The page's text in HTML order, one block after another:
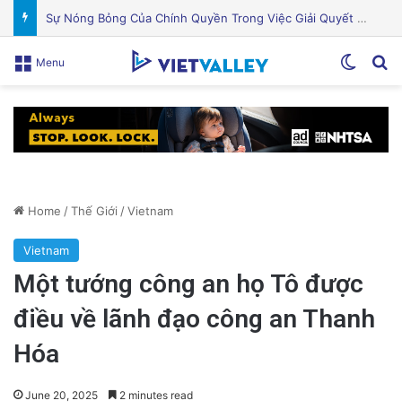
Khám Phá Máy Đào Hầm Nổ Đá Đầu Tiên Trên Thế Giới: Bước Đột Phá Trong Công Nghệ Xây Dựng
Menu
Home /Thế Giới /Vietnam
Vietnam
Một tướng công an họ Tô được
điều về lãnh đạo công an Thanh
Hóa
June 20, 2025 2 minutes read